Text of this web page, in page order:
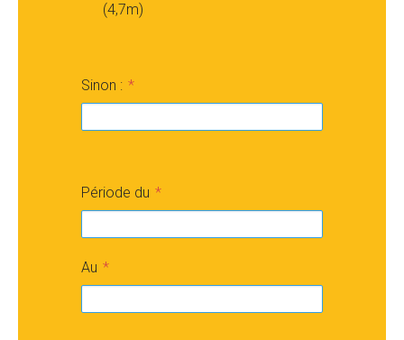
(4,7m)
Sinon :
Période du
Au